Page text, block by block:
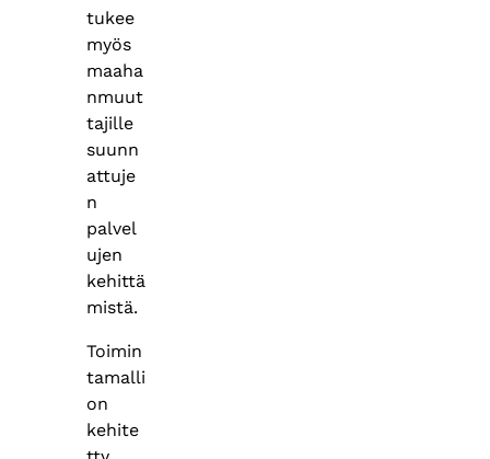
tukee
myös
maaha
nmuut
tajille
suunn
attuje
n
palvel
ujen
kehittä
mistä.
Toimin
tamalli
on
kehite